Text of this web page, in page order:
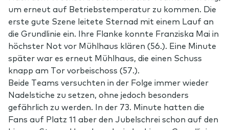
um erneut auf Betriebstemperatur zu kommen. Die
erste gute Szene leitete Sternad mit einem Lauf an
die Grundlinie ein. Ihre Flanke konnte Franziska Mai in
höchster Not vor Mühlhaus klären (56.). Eine Minute
später war es erneut Mühlhaus, die einen Schuss
knapp am Tor vorbeischoss (57.).
Beide Teams versuchten in der Folge immer wieder
Nadelstiche zu setzen, ohne jedoch besonders
gefährlich zu werden. In der 73. Minute hatten die
Fans auf Platz 11 aber den Jubelschrei schon auf den